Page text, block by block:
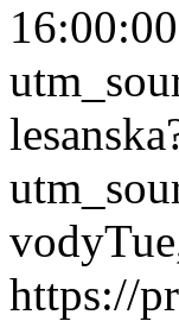
vody
https://